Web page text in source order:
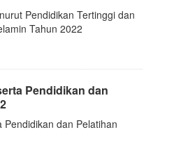
Pendidikan Tertinggi dan
Tahun 2022
Pendidikan dan
dan Pelatihan